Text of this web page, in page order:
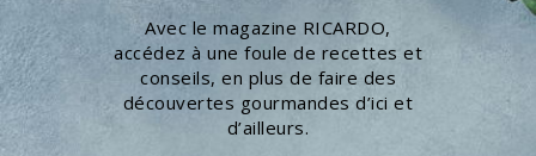
Avec le magazine RICARDO,
accédez à une foule de recettes et
conseils, en plus de faire des
découvertes gourmandes d’ici et
d’ailleurs.